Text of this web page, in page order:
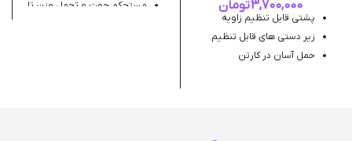
3,700,000تومان
پشتی قابل تنظیم زاویه
زیر دستی های قابل تنظیم
حمل آسان در کارتن
مستحکم جهت و تحمل وزن تا